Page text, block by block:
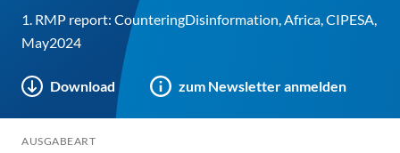
1. RMP report: CounteringDisinformation, Africa, CIPESA,
May2024
Download zum Newsletter anmelden
AUSGABEART